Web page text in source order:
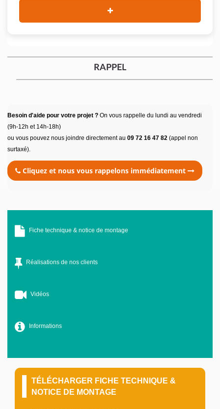
RAPPEL
Besoin d'aide pour votre projet ? On vous rappelle du lundi au vendredi
(9h-12h et 14h-18h)
ou vous pouvez nous joindre directement au 09 72 16 47 82 (appel non
surtaxé).
Cliquez et nous vous rappelons immédiatement
Fiche technique & notice de montage
Réalisations de nos clients
Vidéos
Informations
TÉLÉCHARGER FICHE TECHNIQUE &
NOTICE DE MONTAGE